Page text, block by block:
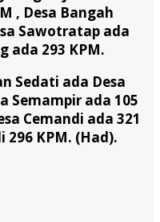
, Desa Bangah
Sawotratap ada
ada 293 KPM.
Sedati ada Desa
Semampir ada 105
Cemandi ada 321
296 KPM. (Had).